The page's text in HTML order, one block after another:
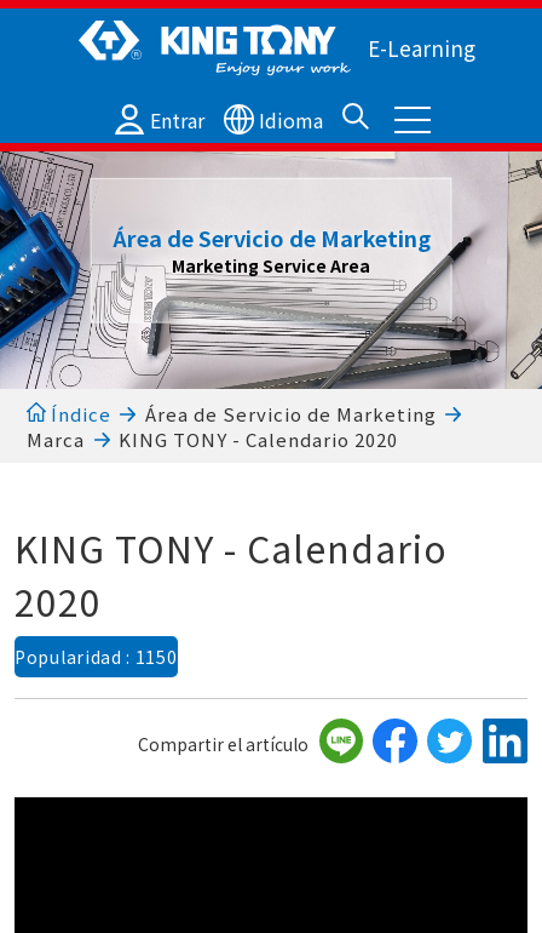
E-Learning
Entrar Idioma
Área de Servicio de Marketing
Marketing Service Area
Índice
Área de Servicio de Marketing
Marca
KING TONY - Calendario 2020
KING TONY - Calendario
2020
Popularidad : 1150
Compartir el artículo